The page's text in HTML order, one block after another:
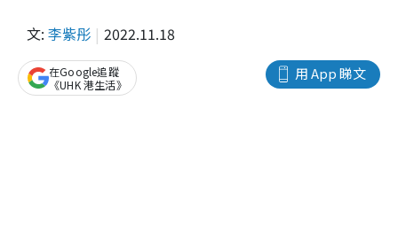
文: 李紫彤 2022.11.18
用 App 睇文
在Google追蹤
《UHK 港生活》